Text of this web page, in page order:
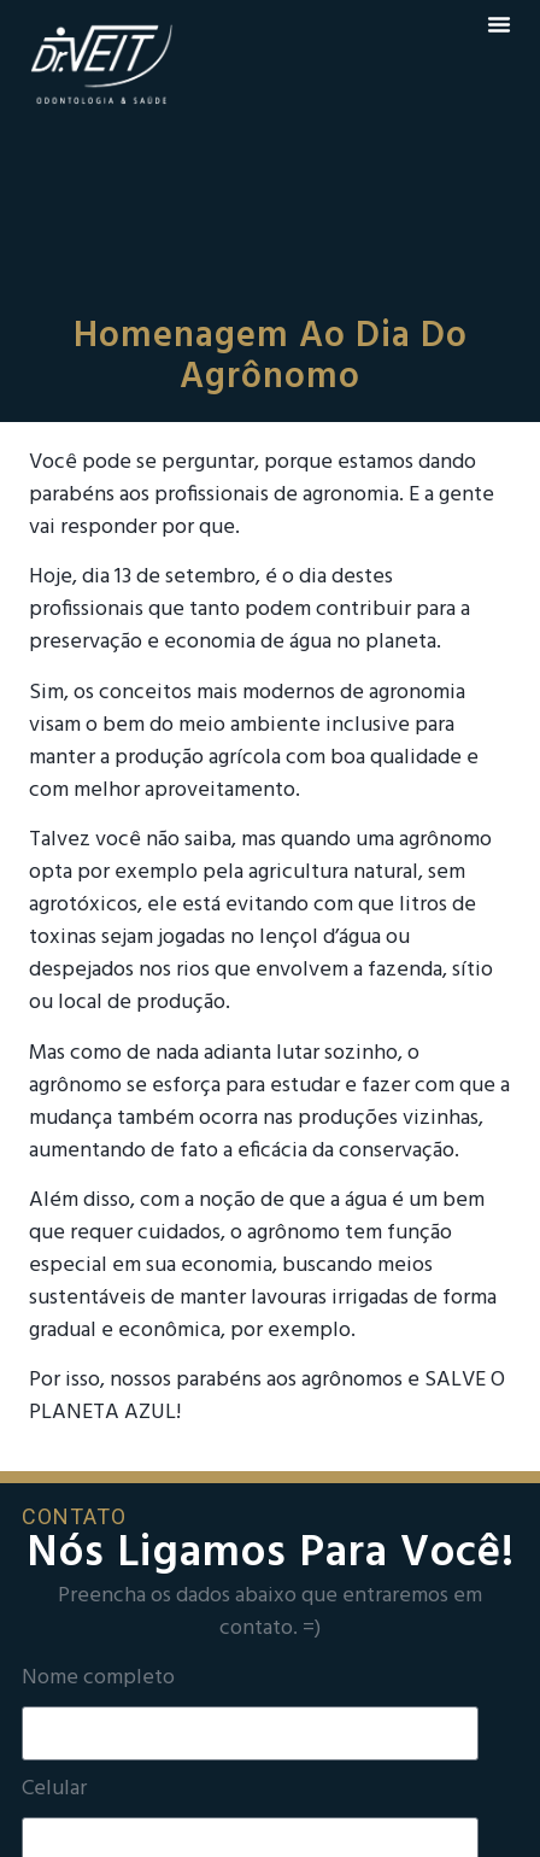
Homenagem Ao Dia Do
Agrônomo
Você pode se perguntar, porque estamos dando
parabéns aos profissionais de agronomia. E a gente
vai responder por que.
Hoje, dia 13 de setembro, é o dia destes
profissionais que tanto podem contribuir para a
preservação e economia de água no planeta.
Sim, os conceitos mais modernos de agronomia
visam o bem do meio ambiente inclusive para
manter a produção agrícola com boa qualidade e
com melhor aproveitamento.
Talvez você não saiba, mas quando uma agrônomo
opta por exemplo pela agricultura natural, sem
agrotóxicos, ele está evitando com que litros de
toxinas sejam jogadas no lençol d’água ou
despejados nos rios que envolvem a fazenda, sítio
ou local de produção.
Mas como de nada adianta lutar sozinho, o
agrônomo se esforça para estudar e fazer com que a
mudança também ocorra nas produções vizinhas,
aumentando de fato a eficácia da conservação.
Além disso, com a noção de que a água é um bem
que requer cuidados, o agrônomo tem função
especial em sua economia, buscando meios
sustentáveis de manter lavouras irrigadas de forma
gradual e econômica, por exemplo.
Por isso, nossos parabéns aos agrônomos e SALVE O
PLANETA AZUL!
CONTATO
Nós Ligamos Para Você!
Preencha os dados abaixo que entraremos em
contato. =)
Nome completo
Celular